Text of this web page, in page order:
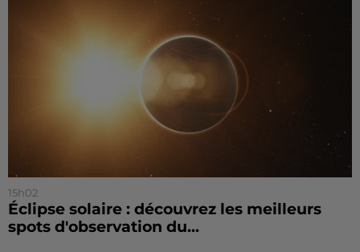
15h02
Éclipse solaire : découvrez les meilleurs
spots d'observation du...